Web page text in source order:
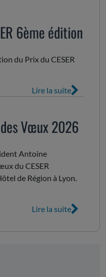
6ème édition
du Prix du CESER
Lire la suite
Vœux 2026
Antoine
du CESER
de Région à Lyon.
Lire la suite